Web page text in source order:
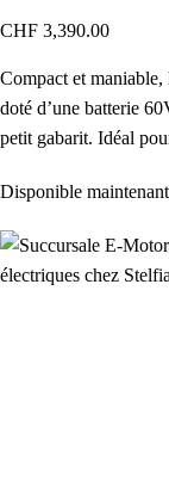
CHF 3,390.00
Compact et
doté d’une batterie
petit gabarit. Idéal
Disponible